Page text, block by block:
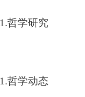
1.哲学研究
1.哲学动态